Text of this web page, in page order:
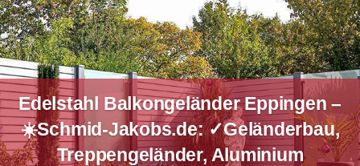
Edelstahl Balkongeländer Eppingen –
☀️Schmid-Jakobs.de: ✓Geländerbau,
Treppengeländer, Aluminium